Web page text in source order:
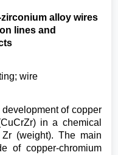
alloy wires
lines and
wire
of copper
in a chemical
(weight). The main
of copper-chromium